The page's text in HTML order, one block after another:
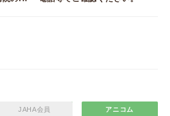
JAHA会員 アニコム